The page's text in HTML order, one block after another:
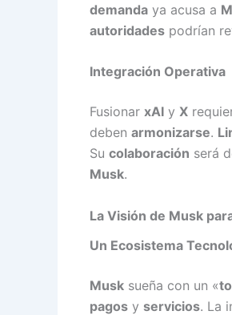
demanda ya acusa a
autoridades podrían
Integración Operativa
Fusionar xAI y X
deben armonizarse.
Su colaboración será
Musk.
La Visión de Musk
Un Ecosistema
Musk sueña con un «
pagos y servicios. La